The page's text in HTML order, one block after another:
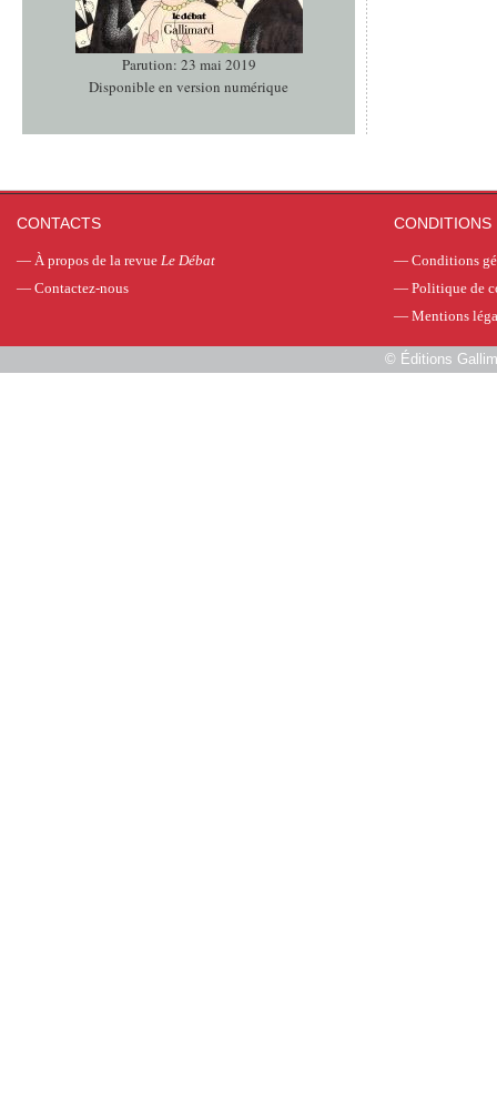
Parution: 23 mai 2019
Disponible en version numérique
CONTACTS
— À propos de la revue Le Débat
— Contactez-nous
CONDITIONS
— Conditions
— Politique de
— Mentions
© Éditions